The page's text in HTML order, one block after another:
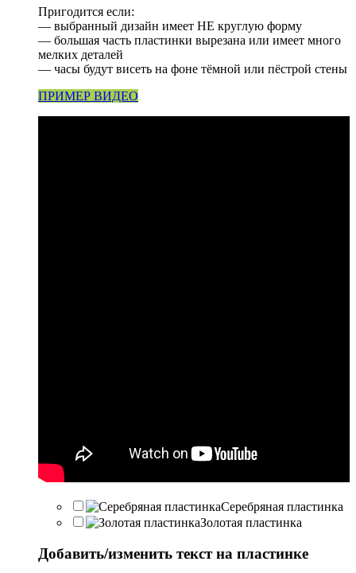
Пригодится если:
— выбранный дизайн имеет НЕ круглую форму
— большая часть пластинки вырезана или имеет много
мелких деталей
— часы будут висеть на фоне тёмной или пёстрой стены
ПРИМЕР ВИДЕО
Серебряная пластинка
Золотая пластинка
Добавить/изменить текст на пластинке